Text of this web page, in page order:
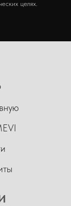
целях.